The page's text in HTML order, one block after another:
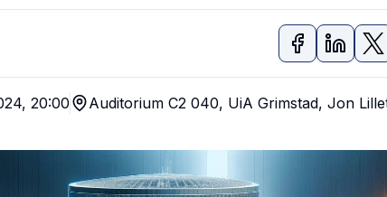
20:00 Auditorium C2 040, UiA Grimstad, Jon